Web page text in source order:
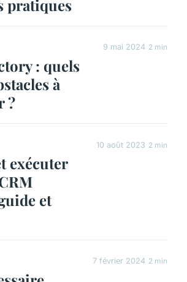
pratiques
: quels
à
?
9 mai 2024 2 min
exécuter
et
10 août 2023 2 min
7 février 2024 2 min